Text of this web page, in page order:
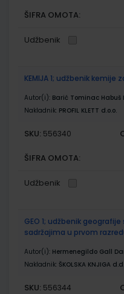
ŠIFRA OMOTA:
Udžbenik
KEMIJA 1; udžbenik
Autor(i): Barić Tominac Habuš
Nakladnik: PROFIL KLETT d.o.o.
SKU: 556340
ŠIFRA OMOTA:
Udžbenik
GEO 1; udžbenik
sadržajima u prvom
Autor(i): Hermenegildo Gall
Nakladnik: ŠKOLSKA KNJIGA d.d.
SKU: 556344